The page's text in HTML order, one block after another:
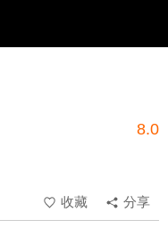
8.0
收藏
分享